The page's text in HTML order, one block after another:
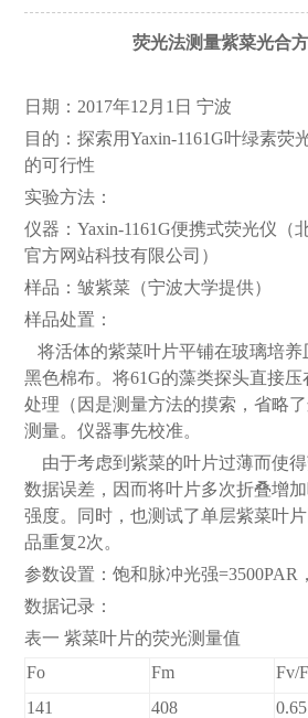
荧光法测量紫菜光合
日期：2017年12月1日 宁波
目的：探索用Yaxin-1161G叶绿素荧
的可行性
实验方法：
仪器：Yaxin-1161G便携式荧光仪（北京
官方网站科技有限公司）
样品：皱紫菜（宁波大学提供）
样品处置：
将活体的紫菜叶片平铺在玻璃培养皿上
黑色棉布。将61G的藻类探头直接压
处理（因是测量方法的摸索，省略
测量。仪器事先校准。
由于考虑到紫菜的叶片过薄而使
数据误差，因而将叶片多次折叠增加叶
强度。同时，也测试了单层紫菜叶片以
品重复2次。
参数设置：饱和脉冲光强=3500PAR
数据记录：
表一 紫菜叶片的荧光测量值
Fo
Fm Fv/
141
408 0.65